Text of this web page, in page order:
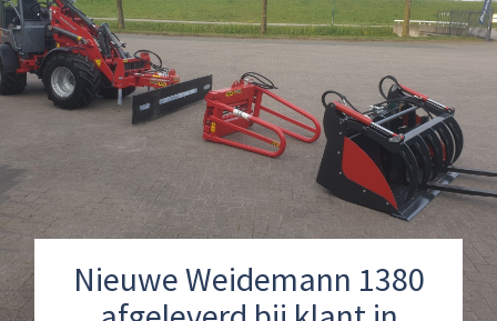
Nieuwe Weidemann 1380